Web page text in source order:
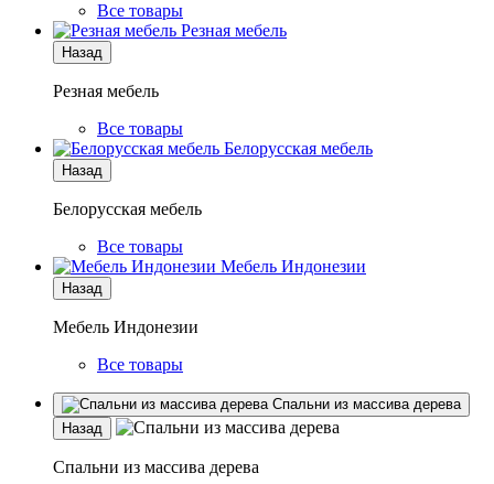
Все товары
Резная мебель
Назад
Резная мебель
Все товары
Белорусская мебель
Назад
Белорусская мебель
Все товары
Мебель Индонезии
Назад
Мебель Индонезии
Все товары
Спальни из массива дерева
Назад
Спальни из массива дерева